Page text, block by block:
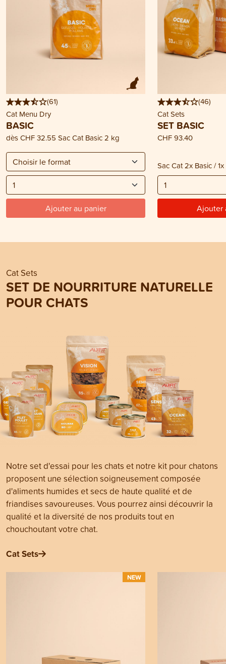
(61)
Cat Menu Dry
BASIC
dèsCHF 32.55 Sac Cat Basic 2 kg
Ajouter au panier
(46)
Cat Sets
SET BASIC
CHF 93.40
Sac Cat 2x Basic /
Ajouter
Cat Sets
SET DE NOURRITURE NATURELLE
POUR CHATS
Notre set d'essai pour les chats et notre kit pour chatons
proposent une sélection soigneusement composée
d'aliments humides et secs de haute qualité et de
friandises savoureuses. Vous pourrez ainsi découvrir la
qualité et la diversité de nos produits tout en
chouchoutant votre chat.
Cat Sets
NEW